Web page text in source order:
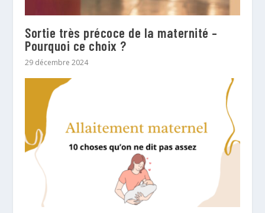
Sortie très précoce de la maternité –
Pourquoi ce choix ?
29 décembre 2024